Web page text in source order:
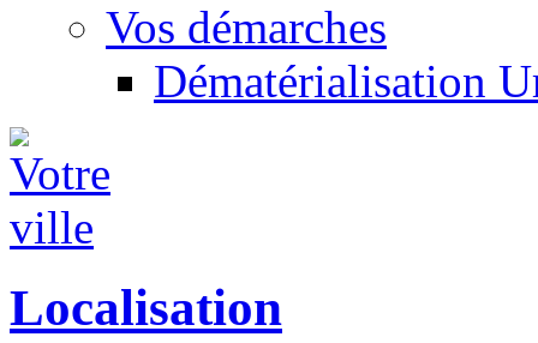
Vos démarches
Dématérialisation
Localisation